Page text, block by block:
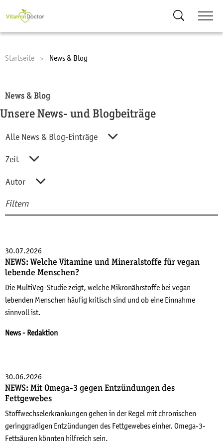
Startseite Current:
News & Blog
News & Blog
Unsere News- und Blogbeiträge
Alle News & Blog-Einträge
Alle News & Blog-Einträge
Blog
Featured
News
Zeit
Zeit
Letzte Woche
Letztes Jahr
Autor
Autor
Dr. med. Rainer Spichalsky
Dr. med. Siddhartha Popat
Niels Schulz-Ruhtenberg
Filtern
30.07.2026
NEWS: Welche Vitamine und Mineralstoffe für vegan
lebende Menschen?
Die MultiVeg-Studie zeigt, welche Mikronährstoffe bei vegan
lebenden Menschen häufig kritisch sind und ob eine Einnahme
sinnvoll ist.
News- Redaktion
30.06.2026
NEWS: Mit Omega-3 gegen Entzündungen des
Fettgewebes
Stoffwechselerkrankungen gehen in der Regel mit chronischen
geringgradigen Entzündungen des Fettgewebes einher. Omega-3-
Fettsäuren könnten hilfreich sein.